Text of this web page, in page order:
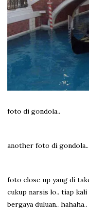
foto di gondola..
another foto di gondola..
foto close up yang di
cukup narsis lo.. tiap
bergaya duluan.. hahaha..